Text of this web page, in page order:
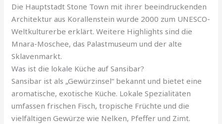
Die Hauptstadt Stone Town mit ihrer beeindruckenden
Architektur aus Korallenstein wurde 2000 zum UNESCO-
Weltkulturerbe erklärt. Weitere Highlights sind die
Mnara-Moschee, das Palastmuseum und der alte
Sklavenmarkt.
Was ist die lokale Küche auf Sansibar?
Sansibar ist als „Gewürzinsel“ bekannt und bietet eine
aromatische, exotische Küche. Lokale Spezialitäten
umfassen frischen Fisch, tropische Früchte und die
vielfältigen Gewürze wie Nelken, Pfeffer und Zimt.